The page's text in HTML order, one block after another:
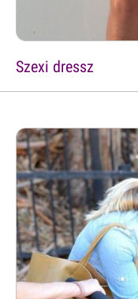
Szexi dressz